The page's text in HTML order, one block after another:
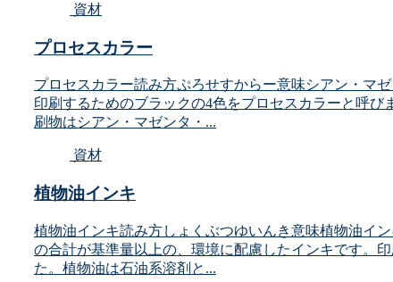
資材
プロセスカラー
プロセスカラー読み方ぷろせすからー意味シアン・マ
印刷するためのブラックの4色をプロセスカラーと呼
刷物はシアン・マゼンタ・...
資材
植物油インキ
植物油インキ読み方しょくぶつゆいんき意味植物油イ
の合計が基準量以上の、環境に配慮したインキです。
た。植物油は石油系溶剤と...